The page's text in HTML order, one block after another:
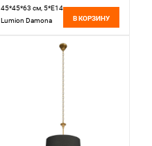
45*45*63 см, 5*E14
Lumion Damona
В КОРЗИНУ